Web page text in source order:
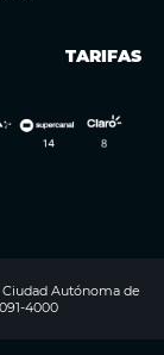
TARIFAS
Ciudad Autónoma de
4000